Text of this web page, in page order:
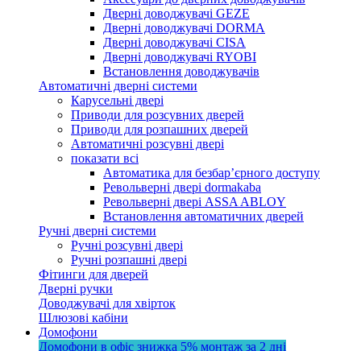
Дверні доводжувачі GEZE
Дверні доводжувачі DORMA
Дверні доводжувачі CISA
Дверні доводжувачі RYOBI
Встановлення доводжувачів
Автоматичні дверні системи
Карусельні двері
Приводи для розсувних дверей
Приводи для розпашних дверей
Автоматичні розсувні двері
показати всі
Автоматика для безбар’єрного доступу
Револьверні двері dormakaba
Револьверні двері ASSA ABLOY
Встановлення автоматичних дверей
Ручні дверні системи
Ручні розсувні двері
Ручні розпашні двері
Фітинги для дверей
Дверні ручки
Доводжувачі для хвірток
Шлюзові кабіни
Домофони
Домофони в офіс знижка 5% монтаж за 2 дні